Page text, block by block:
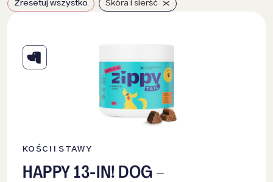
Zresetuj wszystko Skóra i sierść ×
KOŚCI I STAWY
HAPPY 13-IN! DOG –